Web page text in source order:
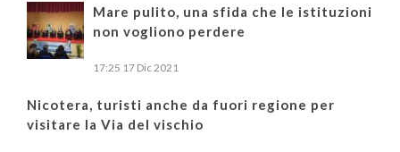
Mare pulito, una sfida che le istituzioni
non vogliono perdere
17:25 17 Dic 2021
Nicotera, turisti anche da fuori regione per
visitare la Via del vischio